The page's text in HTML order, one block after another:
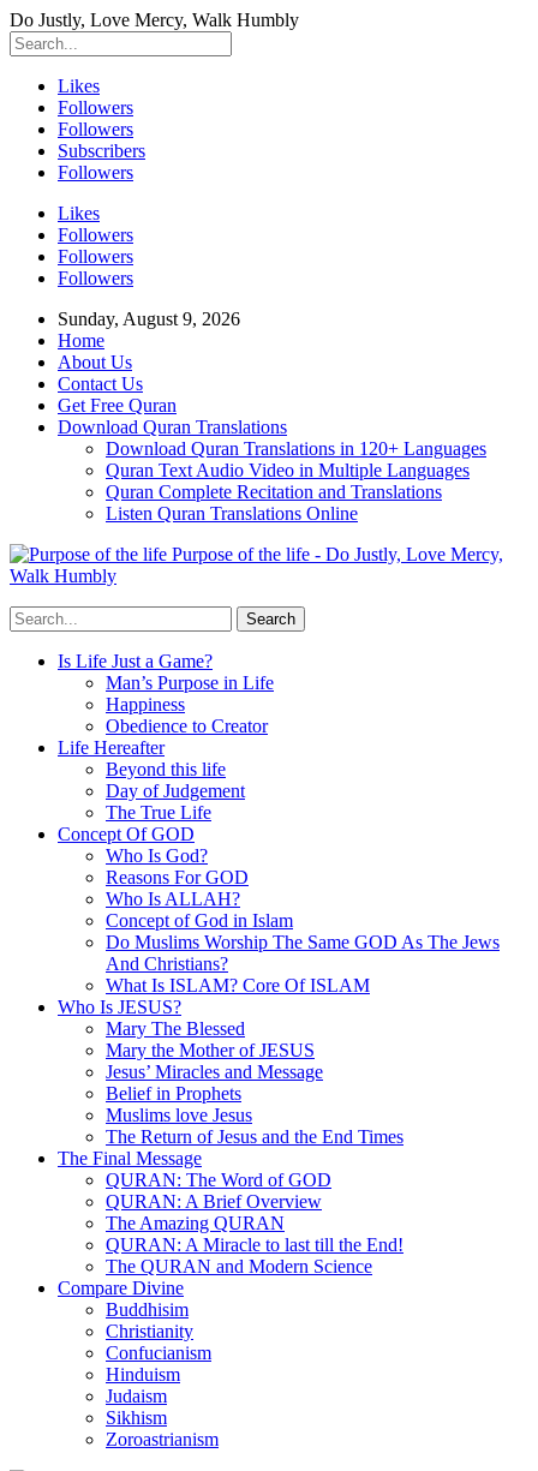
Do Justly, Love Mercy, Walk Humbly
Likes
Followers
Followers
Subscribers
Followers
Likes
Followers
Followers
Followers
Sunday, August 9, 2026
Home
About Us
Contact Us
Get Free Quran
Download Quran Translations
Download Quran Translations in 120+ Languages
Quran Text Audio Video in Multiple Languages
Quran Complete Recitation and Translations
Listen Quran Translations Online
Purpose of the life - Do Justly, Love Mercy,
Walk Humbly
Is Life Just a Game?
Man’s Purpose in Life
Happiness
Obedience to Creator
Life Hereafter
Beyond this life
Day of Judgement
The True Life
Concept Of GOD
Who Is God?
Reasons For GOD
Who Is ALLAH?
Concept of God in Islam
Do Muslims Worship The Same GOD As The Jews
And Christians?
What Is ISLAM? Core Of ISLAM
Who Is JESUS?
Mary The Blessed
Mary the Mother of JESUS
Jesus’ Miracles and Message
Belief in Prophets
Muslims love Jesus
The Return of Jesus and the End Times
The Final Message
QURAN: The Word of GOD
QURAN: A Brief Overview
The Amazing QURAN
QURAN: A Miracle to last till the End!
The QURAN and Modern Science
Compare Divine
Buddhisim
Christianity
Confucianism
Hinduism
Judaism
Sikhism
Zoroastrianism